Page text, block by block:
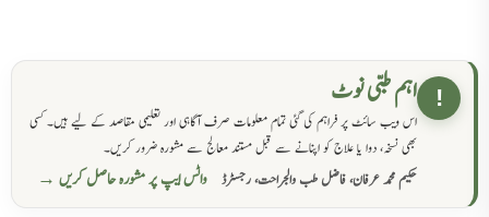
! اہم طبی نوٹ
اس ویب سائٹ پر فراہم کی گئی تمام معلومات صرف آگاہی اور تعلیمی مقاصد کے لیے ہیں۔ کسی
بھی نسخہ، دوا یا علاج کو اپنانے سے قبل مستند معالج سے مشورہ ضرور کریں۔
حکیم محمد عرفان، فاضل طب والجراحت، رجسٹرڈ
واٹس ایپ پر مشورہ حاصل کریں →